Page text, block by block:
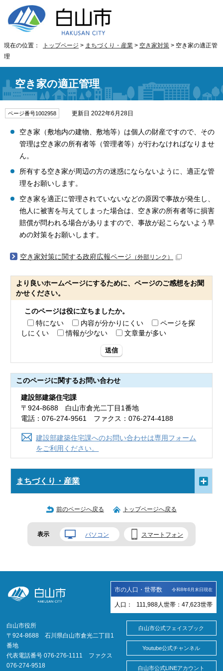
現在の位置： トップページ > まちづくり・産業 > 空き家対策 > 空き家の適正管
理
空き家の適正管理
ページ番号1002958 更新日 2022年6月28日
空き家（敷地内の建物、敷地等）は個人の財産ですので、その
管理は空き家の所有者等（管理者等）が行わなければなりませ
ん。
所有する空き家が周辺の方の迷惑にならないように、適正な管
理をお願いします。
空き家を適正に管理されていないなどの原因で事故が発生し、
他人に被害を与えてしまった場合は、空き家の所有者等に損害
賠償が問われる場合がありますので、事故が起こらないよう早
めの対策をお願いします。
空き家対策に関する政府広報ページ （外部リンク）
より良いホームページにするために、ページのご感想をお聞
かせください。
このページは役に立ちましたか。
特にない
内容が分かりにくい
ページを探
しにくい
情報が少ない 文章量が多い
送信
このページに関するお問い合わせ
建設部建築住宅課
〒924-8688 白山市倉光二丁目1番地
電話：076-274-9561 ファクス：076-274-4188
建設部建築住宅課へのお問い合わせは専用フォーム
をご利用ください。
まちづくり・産業
前のページへ戻る トップページへ戻る
表示 パソコン スマートフォン
市の人口・世帯数 令和8年6月末日現在
人口： 111,988 人 世帯： 47,623世帯
白山市役所
〒924-8688 石川県白山市倉光二丁目1
番地
代表電話番号 076-276-1111 ファクス
076-274-9518
白山市公式フェイスブック
Youtube公式チャンネル
白山市公式LINEアカウント